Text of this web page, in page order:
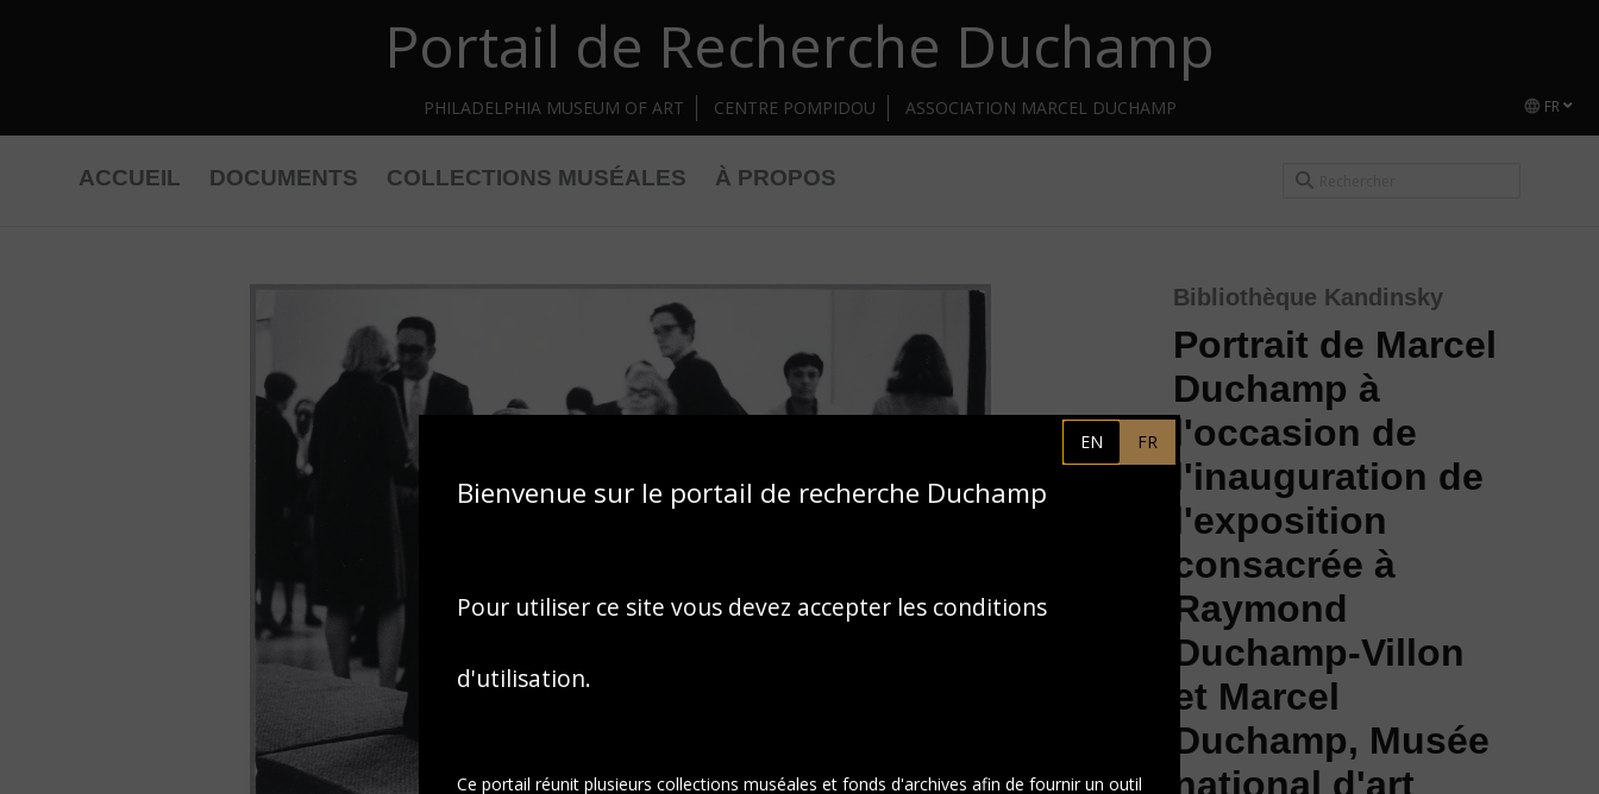
Portail de Recherche Duchamp
FR
PHILADELPHIA MUSEUM OF ART CENTRE POMPIDOU ASSOCIATION MARCEL DUCHAMP
ACCUEIL DOCUMENTS COLLECTIONS MUSÉALES À PROPOS
Bibliothèque Kandinsky
Portrait de Marcel
Duchamp à
l'occasion de
l'inauguration de
l'exposition
consacrée à
Raymond
Duchamp-Villon
et Marcel
Duchamp, Musée
national d'art
EN FR
Bienvenue sur le portail de recherche Duchamp
Pour utiliser ce site vous devez accepter les conditions
d'utilisation.
Ce portail réunit plusieurs collections muséales et fonds d'archives afin de fournir un outil